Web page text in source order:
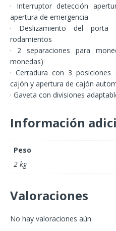
· Interruptor detección
apertura de emergencia
· Deslizamiento del porta
rodamientos
· 2 separaciones para
monedas)
· Cerradura con 3
cajón y apertura de cajón
· Gaveta con divisiones
Información
Peso
2 kg
Valoraciones
No hay valoraciones aún.